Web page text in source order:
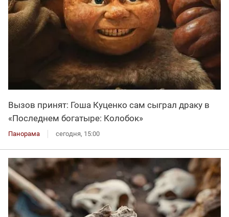
Вызов принят: Гоша Куценко сам сыграл драку в
«Последнем богатыре: Колобок»
Панорама сегодня, 15:00